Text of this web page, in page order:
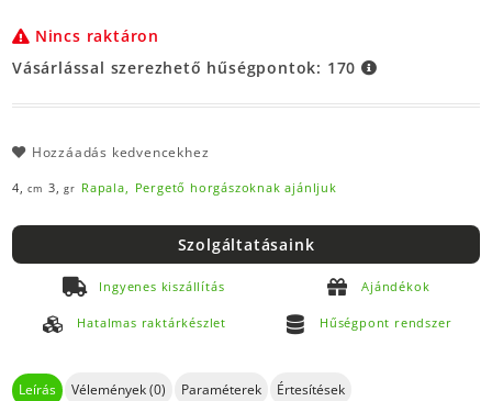
Nincs raktáron
Vásárlással szerezhető hűségpontok: 170
Hozzáadás kedvencekhez
4,cm 3,gr Rapala, Pergető horgászoknak ajánljuk
Szolgáltatásaink
Ingyenes kiszállítás Ajándékok
Hatalmas raktárkészlet Hűségpont rendszer
Leírás Vélemények (0) Paraméterek Értesítések